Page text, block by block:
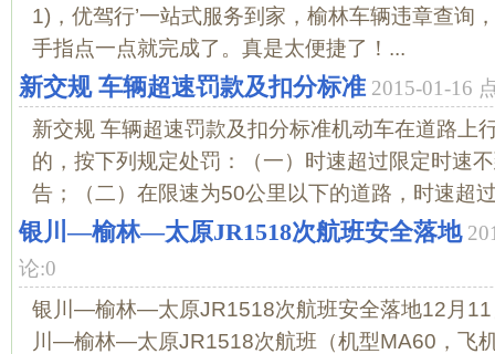
1)，优驾行’一站式服务到家，榆林车辆违章查询
手指点一点就完成了。真是太便捷了！...
新交规 车辆超速罚款及扣分标准 2015-01-16
新交规 车辆超速罚款及扣分标准机动车在道路上
的，按下列规定处罚：（一）时速超过限定时速
告；（二）在限速为50公里以下的道路，时速超
银川—榆林—太原JR1518次航班安全落地
论:0
银川—榆林—太原JR1518次航班安全落地12月11
川—榆林—太原JR1518次航班（机型MA60，飞